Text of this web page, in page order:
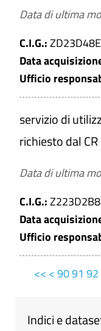
Data di ultima
C.I.G.:
Data
Ufficio
servizio di
richiesto dal
Data di ultima
C.I.G.:
Data
Ufficio
<< <9091 92
Indici e